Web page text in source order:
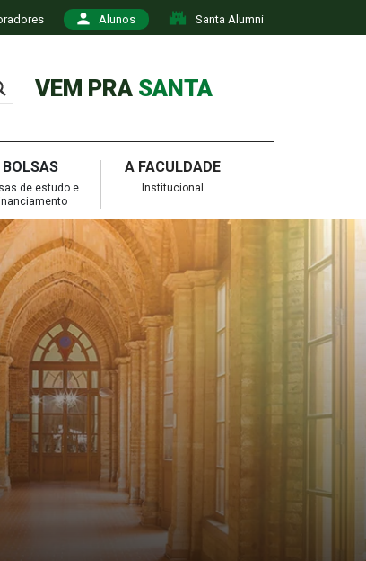
Alunos Santa Alumni
VEM PRA SANTA
BOLSAS
de estudo e
A FACULDADE
Institucional